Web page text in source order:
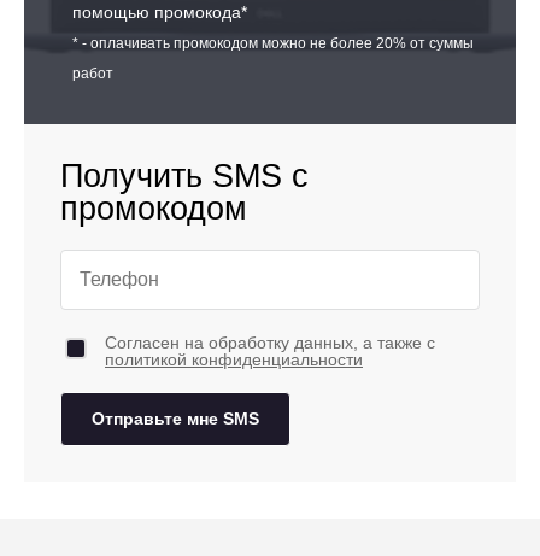
помощью промокода*
* - оплачивать промокодом можно не более 20% от суммы
работ
Получить SMS с
промокодом
Согласен на обработку данных, а также с
политикой конфиденциальности
Отправьте мне SMS